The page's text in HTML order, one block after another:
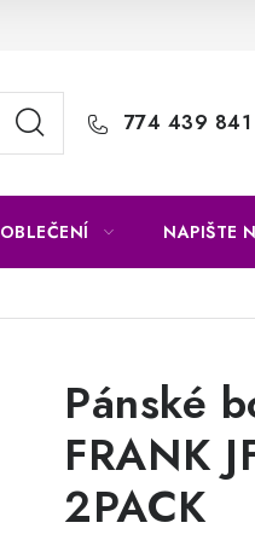
774 439 841
OBLEČENÍ NAPIŠTE
Pánské
FRANK
2PACK